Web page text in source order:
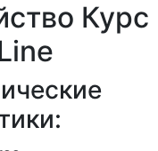
Курс